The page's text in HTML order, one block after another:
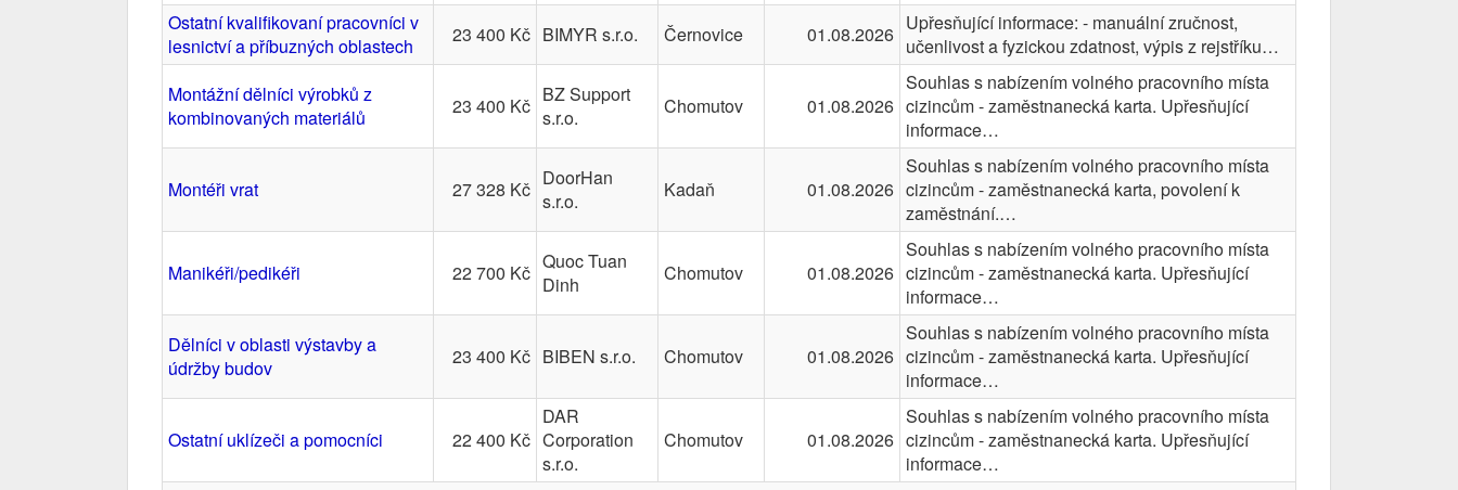
Ostatní kvalifikovaní pracovníci v
lesnictví a příbuzných oblastech
23 400 Kč BIMYR s.r.o. Černovice 01.08.2026 Upřesňující informace: - manuální zručnost,
učenlivost a fyzickou zdatnost, výpis z rejstříku…
Montážní dělníci výrobků z
kombinovaných materiálů
23 400 Kč BZ Support
s.r.o.
Chomutov 01.08.2026
Souhlas s nabízením volného pracovního místa
cizincům - zaměstnanecká karta. Upřesňující
informace…
Montéři vrat 27 328 Kč DoorHan
s.r.o.
Kadaň 01.08.2026
Souhlas s nabízením volného pracovního místa
cizincům - zaměstnanecká karta, povolení k
zaměstnání.…
Manikéři/pedikéři 22 700 Kč Quoc Tuan
Dinh
Chomutov 01.08.2026
Souhlas s nabízením volného pracovního místa
cizincům - zaměstnanecká karta. Upřesňující
informace…
Dělníci v oblasti výstavby a
údržby budov
23 400 Kč BIBEN s.r.o. Chomutov 01.08.2026
Souhlas s nabízením volného pracovního místa
cizincům - zaměstnanecká karta. Upřesňující
informace…
Ostatní uklízeči a pomocníci 22 400 Kč
DAR
Corporation
s.r.o.
Chomutov 01.08.2026
Souhlas s nabízením volného pracovního místa
cizincům - zaměstnanecká karta. Upřesňující
informace…